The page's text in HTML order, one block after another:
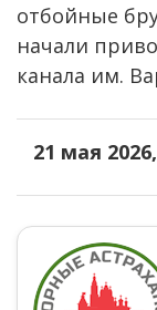
отбойные
начали
канала им.
21 мая